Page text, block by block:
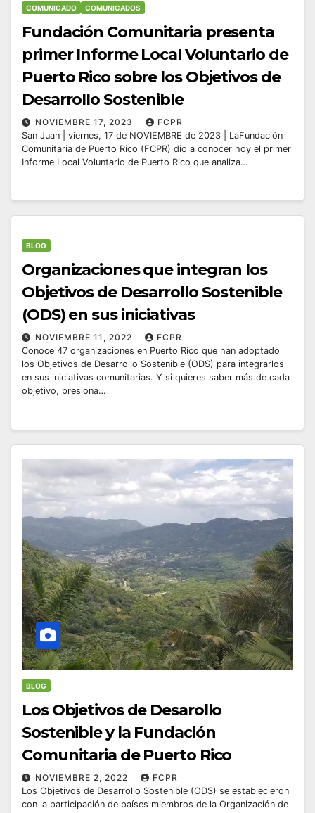
COMUNICADO COMUNICADOS
Fundación Comunitaria presenta
primer Informe Local Voluntario de
Puerto Rico sobre los Objetivos de
Desarrollo Sostenible
NOVIEMBRE 17, 2023
FCPR
San Juan | viernes, 17 de NOVIEMBRE de 2023 | LaFundación
Comunitaria de Puerto Rico (FCPR) dio a conocer hoy el primer
Informe Local Voluntario de Puerto Rico que analiza…
BLOG
Organizaciones que integran los
Objetivos de Desarrollo Sostenible
(ODS) en sus iniciativas
NOVIEMBRE 11, 2022
FCPR
Conoce 47 organizaciones en Puerto Rico que han adoptado
los Objetivos de Desarrollo Sostenible (ODS) para integrarlos
en sus iniciativas comunitarias. Y si quieres saber más de cada
objetivo, presiona…
BLOG
Los Objetivos de Desarollo
Sostenible y la Fundación
Comunitaria de Puerto Rico
NOVIEMBRE 2, 2022
FCPR
Los Objetivos de Desarrollo Sostenible (ODS) se establecieron
con la participación de países miembros de la Organización de